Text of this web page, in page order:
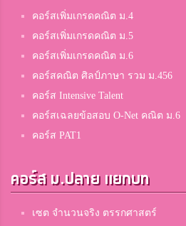
คอร์สเพิ่มเกรดคณิต ม.4
คอร์สเพิ่มเกรดคณิต ม.5
คอร์สเพิ่มเกรดคณิต ม.6
คอร์สคณิต ศิลป์ภาษา รวม ม.456
คอร์ส Intensive Talent
คอร์สเฉลยข้อสอบ O-Net คณิต ม.6
คอร์ส PAT1
คอร์ส ม.ปลาย แยกบท
เซต จำนวนจริง ตรรกศาสตร์